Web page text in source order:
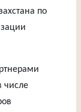
по
числе